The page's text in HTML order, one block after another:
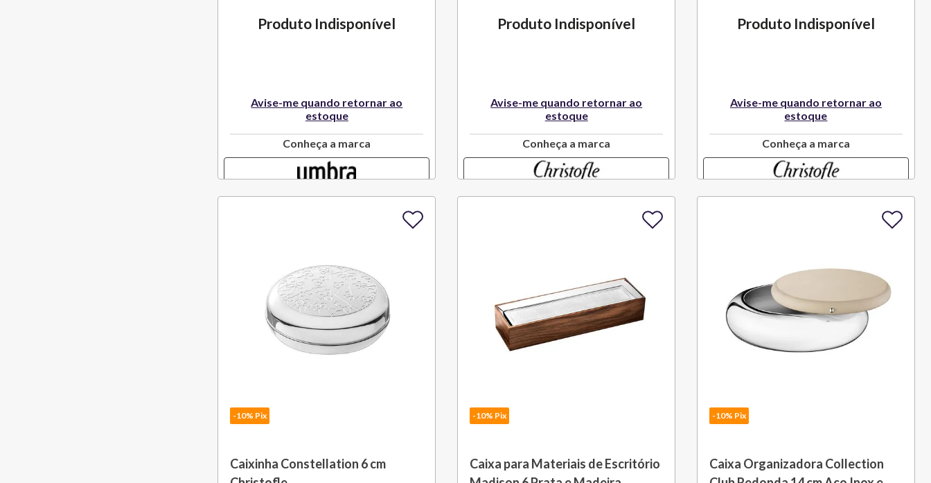
Produto Indisponível
Avise-me quando retornar ao
estoque
Conheça a marca
Produto Indisponível
Avise-me quando retornar ao
estoque
Conheça a marca
Produto Indisponível
Avise-me quando retornar ao
estoque
Conheça a marca
-10% Pix
Caixinha Constellation 6 cm
-10% Pix
Caixa para Materiais de Escritório
-10% Pix
Caixa Organizadora Collection